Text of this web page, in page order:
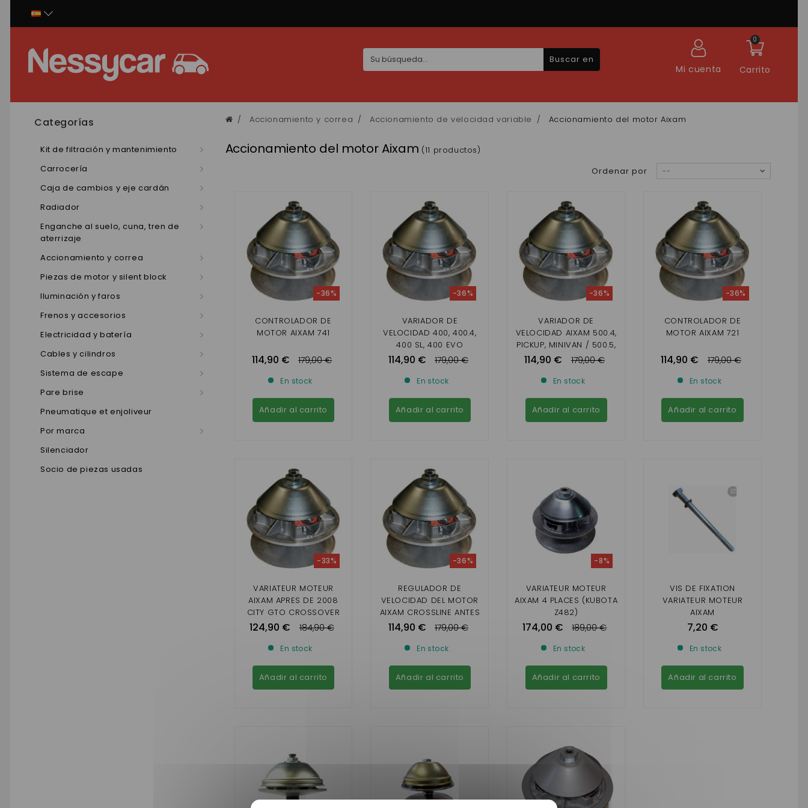
Carrito
0
Mi cuenta
Buscar en
Categorías
Kit de filtración y mantenimiento
Carrocería
Caja de cambios y eje cardán
Radiador
Enganche al suelo, cuna, tren de
aterrizaje
Accionamiento y correa
Piezas de motor y silent block
Iluminación y faros
Frenos y accesorios
Electricidad y batería
Cables y cilindros
Sistema de escape
Pare brise
Pneumatique et enjoliveur
Por marca
Silenciador
Socio de piezas usadas
Accionamiento y correa Accionamiento de velocidad variable Accionamiento del motor Aixam
Accionamiento del motor Aixam (11 productos)
Ordenar por
--
CONTROLADOR DE
MOTOR AIXAM 741
114,90 €
-36%
179,00 €
En stock
Añadir al carrito
VARIADOR DE
VELOCIDAD 400, 400.4,
400 SL, 400 EVO
114,90 €
-36%
179,00 €
En stock
Añadir al carrito
VARIADOR DE
VELOCIDAD AIXAM 500.4,
PICKUP, MINIVAN / 500.5,
PICKUP, MINIVAN
114,90 €
-36%
179,00 €
En stock
Añadir al carrito
CONTROLADOR DE
MOTOR AIXAM 721
114,90 €
-36%
179,00 €
En stock
Añadir al carrito
VARIATEUR MOTEUR
AIXAM APRES DE 2008
CITY GTO CROSSOVER
COUPÉ CROSSLINE
VISION SENSATION)
124,90 €
-33%
184,90 €
En stock
Añadir al carrito
REGULADOR DE
VELOCIDAD DEL MOTOR
AIXAM CROSSLINE ANTES
DE 2008
114,90 €
-36%
179,00 €
En stock
Añadir al carrito
VARIATEUR MOTEUR
AIXAM 4 PLACES (KUBOTA
Z482)
174,00 €
-8%
189,00 €
En stock
Añadir al carrito
VIS DE FIXATION
VARIATEUR MOTEUR
AIXAM
7,20 €
En stock
Añadir al carrito